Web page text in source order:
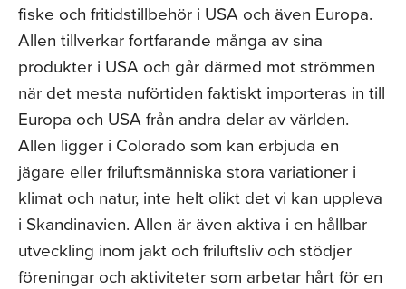
fiske och fritidstillbehör i USA och även Europa.
Allen tillverkar fortfarande många av sina
produkter i USA och går därmed mot strömmen
när det mesta nuförtiden faktiskt importeras in till
Europa och USA från andra delar av världen.
Allen ligger i Colorado som kan erbjuda en
jägare eller friluftsmänniska stora variationer i
klimat och natur, inte helt olikt det vi kan uppleva
i Skandinavien. Allen är även aktiva i en hållbar
utveckling inom jakt och friluftsliv och stödjer
föreningar och aktiviteter som arbetar hårt för en